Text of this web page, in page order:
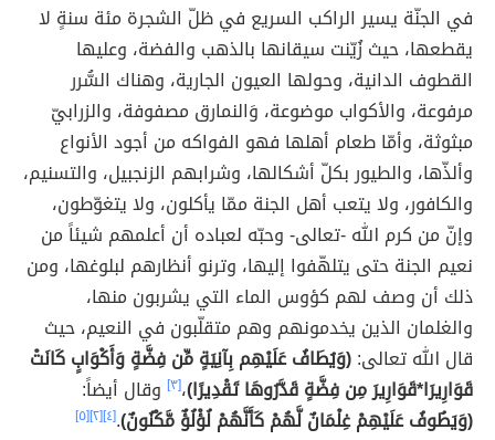
في الجنّة يسير الراكب السريع في ظلّ الشجرة مئة سنةٍ لا
يقطعها، حيث زُيّنت سيقانها بالذهب والفضة، وعليها
القطوف الدانية، وحولها العيون الجارية، وهناك السُّرر
مرفوعة، والأكواب موضوعة، وَالنمارق مصفوفة، والزرابيّ
مبثوثة، وأمّا طعام أهلها فهو الفواكه من أجود الأنواع
وألذّها، والطيور بكلّ أشكالها، وشرابهم الزنجبيل، والتسنيم،
والكافور، ولا يتعب أهل الجنة ممّا يأكلون، ولا يتغوّطون،
وإنّ من كرم الله -تعالى- وحبّه لعباده أن أعلمهم شيئاً من
نعيم الجنة حتى يتلهّفوا إليها، وترنو أنظارهم لبلوغها، ومن
ذلك أن وصف لهم كؤوس الماء التي يشربون منها،
والغلمان الذين يخدمونهم وهم متقلّبون في النعيم، حيث
قال الله تعالى:(وَيُطَافُ عَلَيْهِم بِآنِيَةٍ مِّن فِضَّةٍ وَأَكْوَابٍ كَانَتْ
قَوَارِيرَا*قَوَارِيرَ مِن فِضَّةٍ قَدَّرُوهَا تَقْدِيرًا)،[٣]
وقال أيضاً:
(وَيَطُوفُ عَلَيْهِمْ غِلْمَانٌ لَّهُمْ كَأَنَّهُمْ لُؤْلُؤٌ مَّكْنُونٌ).[٤] [٢] [٥]